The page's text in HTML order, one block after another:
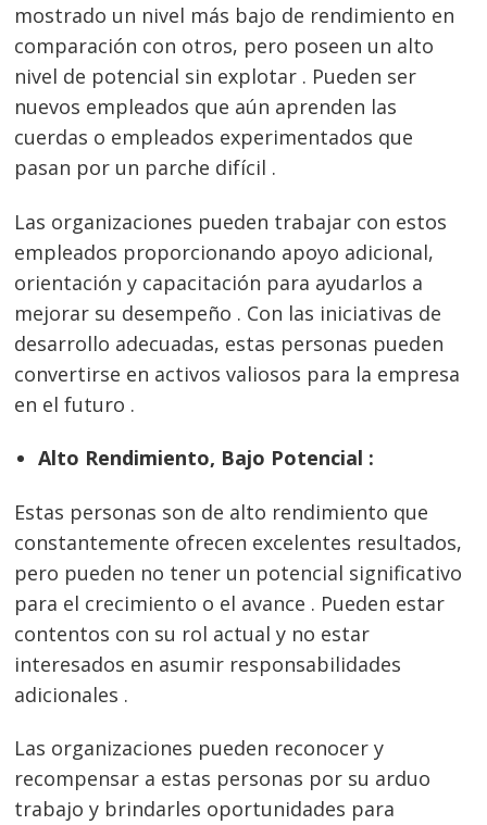
mostrado un nivel más bajo de rendimiento en
comparación con otros, pero poseen un alto
nivel de potencial sin explotar . Pueden ser
nuevos empleados que aún aprenden las
cuerdas o empleados experimentados que
pasan por un parche difícil .
Las organizaciones pueden trabajar con estos
empleados proporcionando apoyo adicional,
orientación y capacitación para ayudarlos a
mejorar su desempeño . Con las iniciativas de
desarrollo adecuadas, estas personas pueden
convertirse en activos valiosos para la empresa
en el futuro .
Alto Rendimiento, Bajo Potencial :
Estas personas son de alto rendimiento que
constantemente ofrecen excelentes resultados,
pero pueden no tener un potencial significativo
para el crecimiento o el avance . Pueden estar
contentos con su rol actual y no estar
interesados en asumir responsabilidades
adicionales .
Las organizaciones pueden reconocer y
recompensar a estas personas por su arduo
trabajo y brindarles oportunidades para